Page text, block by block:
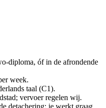
diploma, óf in de afrondende
week.
taal (C1).
vervoer regelen wij.
detachering; je werkt graag